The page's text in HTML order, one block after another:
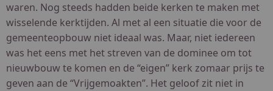
waren. Nog steeds hadden beide kerken te maken met
wisselende kerktijden. Al met al een situatie die voor de
gemeenteopbouw niet ideaal was. Maar, niet iedereen
was het eens met het streven van de dominee om tot
nieuwbouw te komen en de “eigen” kerk zomaar prijs te
geven aan de “Vrijgemoakten”. Het geloof zit niet in